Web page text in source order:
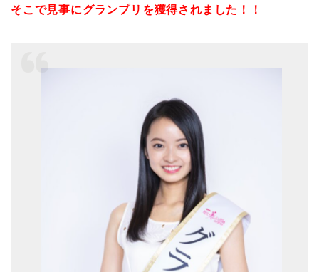
そこで見事にグランプリを獲得されました！！